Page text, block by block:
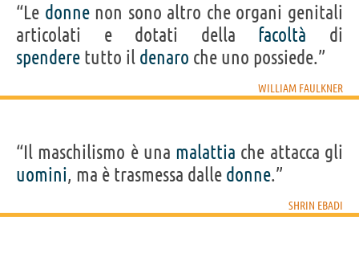
“Le donnenon sono altro che organi genitali
articolati e dotati della facoltà di
spendere tutto il denaro che uno possiede.”
WILLIAM FAULKNER
“Il maschilismo è una malattia che attacca gli
uomini, ma è trasmessa dalle donne.”
SHRIN EBADI